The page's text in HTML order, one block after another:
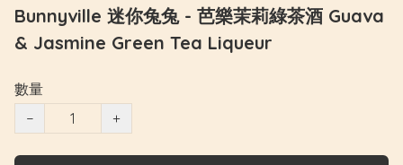
Bunnyville 迷你兔兔 - 芭樂茉莉綠茶酒 Guava
& Jasmine Green Tea Liqueur
數量
−
+